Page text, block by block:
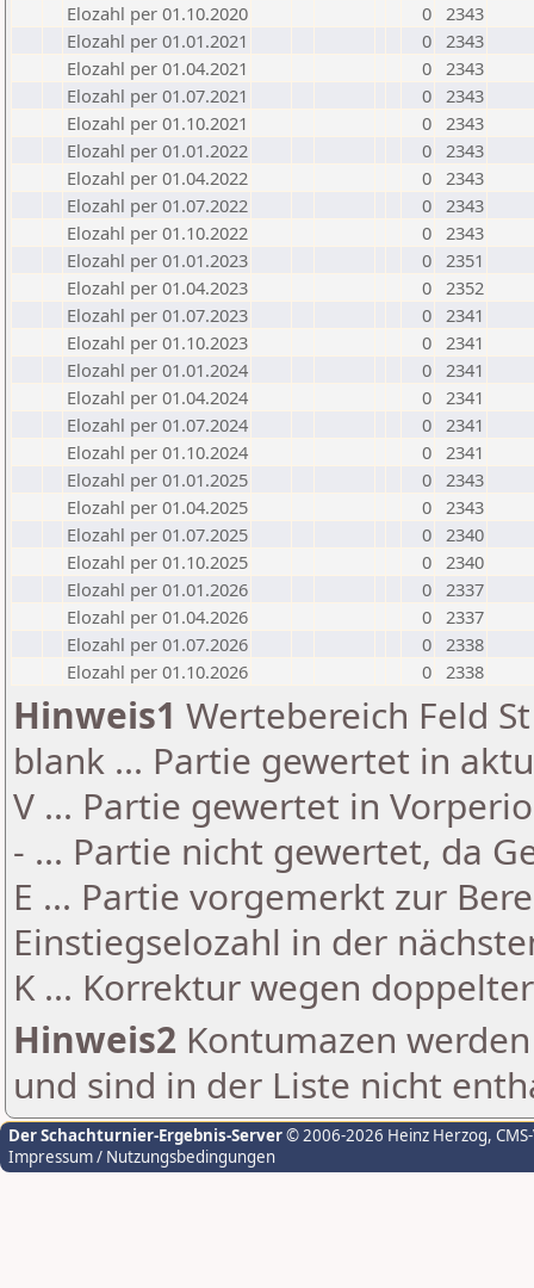
Elozahl per 01.10.2020
0 2343
Elozahl per 01.01.2021
0 2343
Elozahl per 01.04.2021
0 2343
Elozahl per 01.07.2021
0 2343
Elozahl per 01.10.2021
0 2343
Elozahl per 01.01.2022
0 2343
Elozahl per 01.04.2022
0 2343
Elozahl per 01.07.2022
0 2343
Elozahl per 01.10.2022
0 2343
Elozahl per 01.01.2023
0 2351
Elozahl per 01.04.2023
0 2352
Elozahl per 01.07.2023
0 2341
Elozahl per 01.10.2023
0 2341
Elozahl per 01.01.2024
0 2341
Elozahl per 01.04.2024
0 2341
Elozahl per 01.07.2024
0 2341
Elozahl per 01.10.2024
0 2341
Elozahl per 01.01.2025
0 2343
Elozahl per 01.04.2025
0 2343
Elozahl per 01.07.2025
0 2340
Elozahl per 01.10.2025
0 2340
Elozahl per 01.01.2026
0 2337
Elozahl per 01.04.2026
0 2337
Elozahl per 01.07.2026
0 2338
Elozahl per 01.10.2026
0 2338
Hinweis1 Wertebereich Feld
blank ... Partie gewertet in
V ... Partie gewertet in
- ... Partie nicht gewertet, da
E ... Partie vorgemerkt zur
Einstiegselozahl in der
K ... Korrektur wegen
Hinweis2 Kontumazen
und sind in der Liste nicht
Der Schachturnier-Ergebnis-Server© 2006-2026 Heinz Herzog,
Impressum / Nutzungsbedingungen